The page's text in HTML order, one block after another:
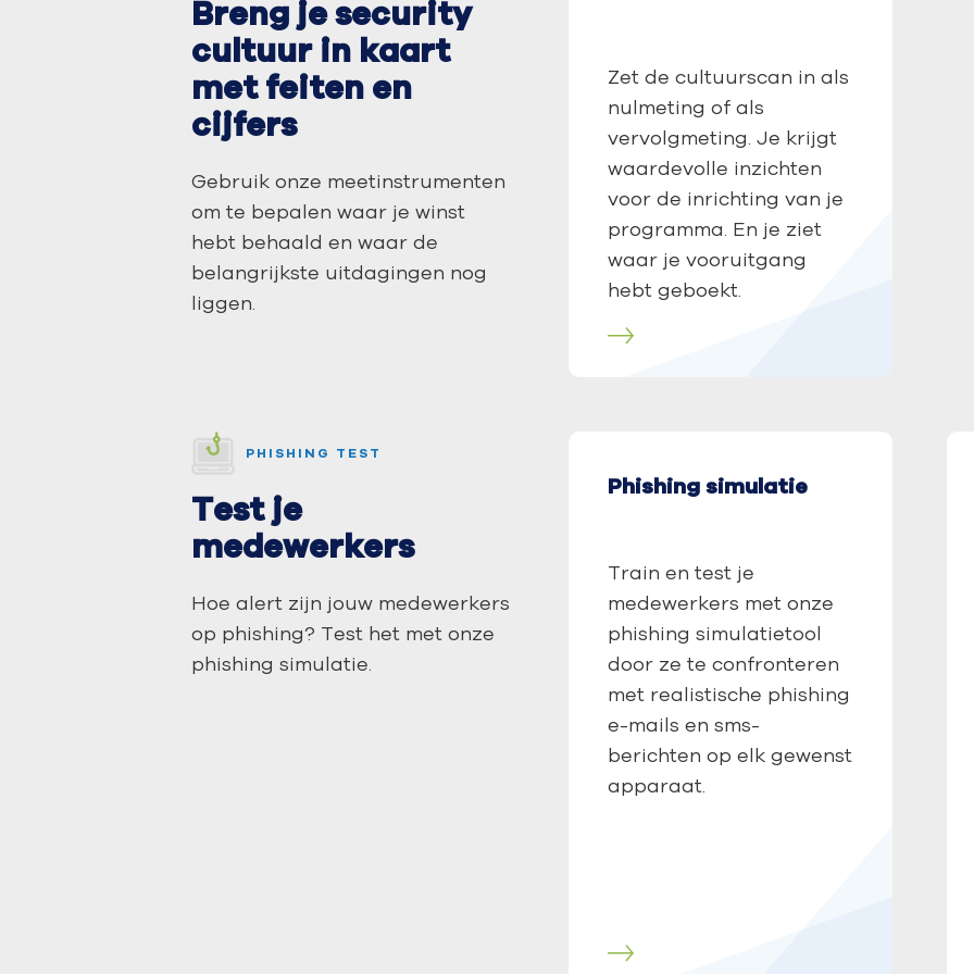
Breng je security
cultuur in kaart
met feiten en
cijfers
Gebruik onze meetinstrumenten
om te bepalen waar je winst
hebt behaald en waar de
belangrijkste uitdagingen nog
liggen.
Zet de cultuurscan in als
nulmeting of als
vervolgmeting. Je krijgt
waardevolle inzichten
voor de inrichting van je
programma. En je ziet
waar je vooruitgang
hebt geboekt.
PHISHING TEST
Test je
medewerkers
Hoe alert zijn jouw medewerkers
op phishing? Test het met onze
phishing simulatie.
Phishing simulatie
Train en test je
medewerkers met onze
phishing simulatietool
door ze te confronteren
met realistische phishing
e-mails en sms-
berichten op elk gewenst
apparaat.